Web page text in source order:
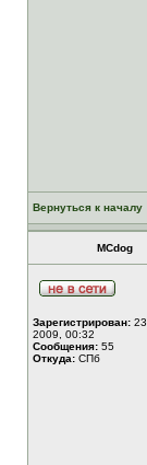
Вернуться к началу
MCdog
Зарегистрирован:
2009, 00:32
Сообщения: 55
Откуда: СПб